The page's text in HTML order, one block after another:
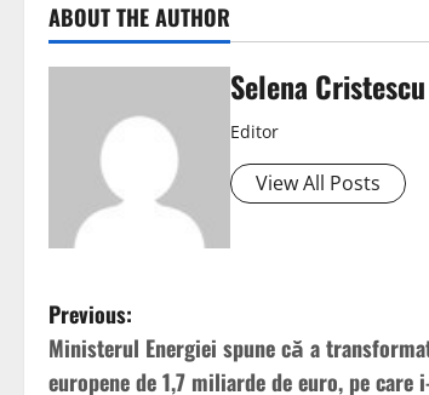
ABOUT THE AUTHOR
Selena Cristescu
Editor
View All Posts
Previous:
Ministerul Energiei spune că a
europene de 1,7 miliarde de euro, pe